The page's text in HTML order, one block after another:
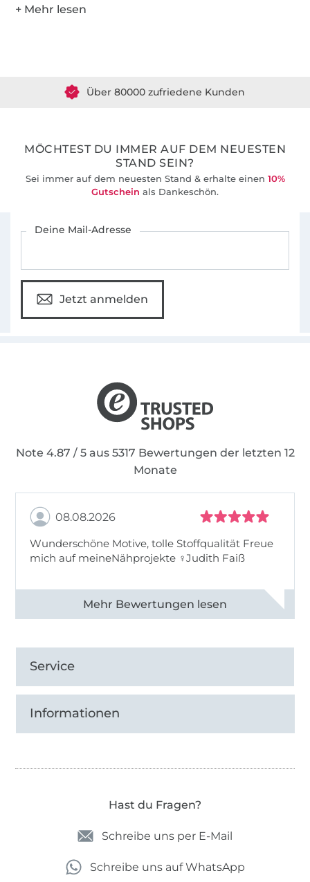
Über 80000 zufriedene Kunden
MÖCHTEST DU IMMER AUF DEM NEUESTEN
STAND SEIN?
Sei immer auf dem neuesten Stand & erhalte einen 10%
Gutschein als Dankeschön.
Deine Mail-Adresse
Jetzt anmelden
Note 4.87 / 5 aus 5317 Bewertungen der letzten 12
Monate
08.08.2026
Wunderschöne Motive, tolle Stoffqualität Freue
mich auf meineNähprojekte ♀Judith Faiß
Alle 82990 Bewertungen ansehen
Service
Informationen
Hast du Fragen?
Schreibe uns per E-Mail
Schreibe uns auf WhatsApp